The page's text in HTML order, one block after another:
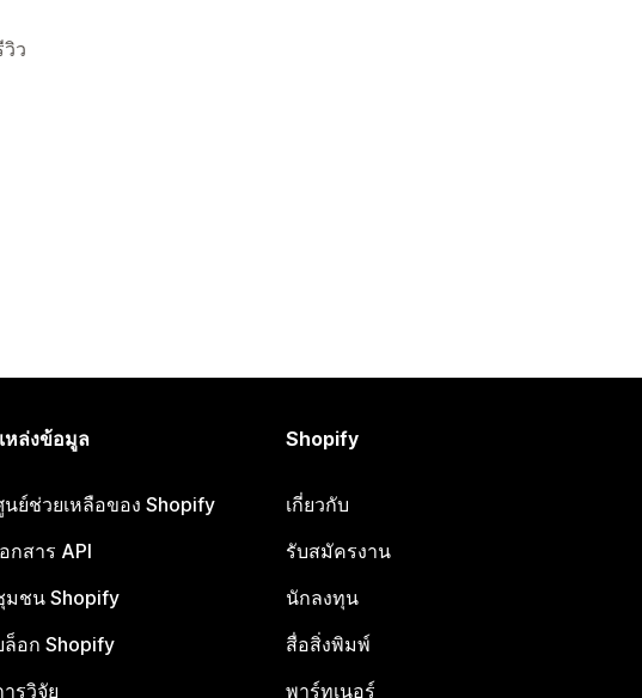
ว
หล่งข้อมูล
นย์ช่วยเหลือของ Shopify
อกสาร API
มชน Shopify
ล็อก Shopify
ารวิจัย
Shopify
เกี่ยวกับ
รับสมัครงาน
นักลงทุน
สื่อสิ่งพิมพ์
พาร์ทเนอร์